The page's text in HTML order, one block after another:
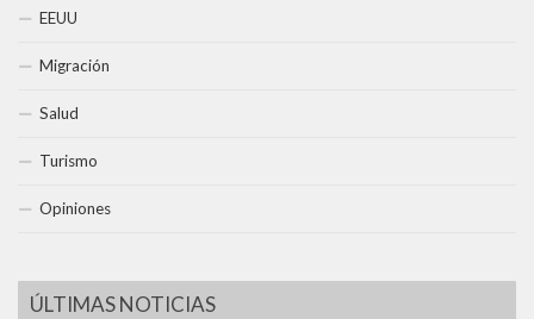
EEUU
Migración
Salud
Turismo
Opiniones
ÚLTIMAS NOTICIAS